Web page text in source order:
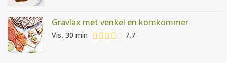
Gravlax met venkel en komkommer
Vis, 30 min 7,7